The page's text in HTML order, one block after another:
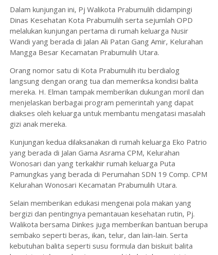
Dalam kunjungan ini, Pj Walikota Prabumulih didampingi
Dinas Kesehatan Kota Prabumulih serta sejumlah OPD
melalukan kunjungan pertama di rumah keluarga Nusir
Wandi yang berada di Jalan Ali Patan Gang Amir, Kelurahan
Mangga Besar Kecamatan Prabumulih Utara.
Orang nomor satu di Kota Prabumulih itu berdialog
langsung dengan orang tua dan memeriksa kondisi balita
mereka. H. Elman tampak memberikan dukungan moril dan
menjelaskan berbagai program pemerintah yang dapat
diakses oleh keluarga untuk membantu mengatasi masalah
gizi anak mereka.
Kunjungan kedua dilaksanakan di rumah keluarga Eko Patrio
yang berada di Jalan Gama Asrama CPM, Kelurahan
Wonosari dan yang terkakhir rumah keluarga Puta
Pamungkas yang berada di Perumahan SDN 19 Comp. CPM
Kelurahan Wonosari Kecamatan Prabumulih Utara.
Selain memberikan edukasi mengenai pola makan yang
bergizi dan pentingnya pemantauan kesehatan rutin, Pj.
Walikota bersama Dinkes juga memberikan bantuan berupa
sembako seperti beras, ikan, telur, dan lain-lain. Serta
kebutuhan balita seperti susu formula dan biskuit balita